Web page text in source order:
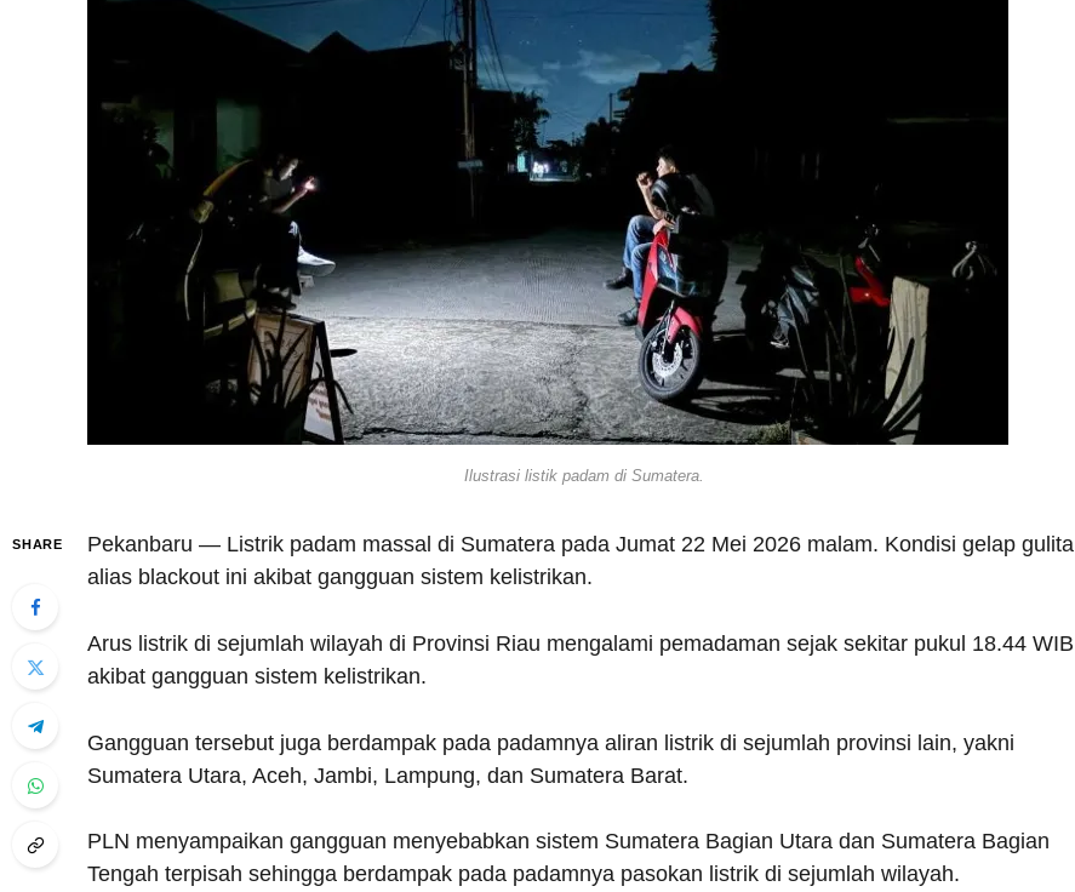
Ilustrasi listik padam di Sumatera.
SHARE
Pekanbaru — Listrik padam massal di Sumatera pada Jumat 22 Mei 2026 malam. Kondisi gelap gulita
alias blackout ini akibat gangguan sistem kelistrikan.
Arus listrik di sejumlah wilayah di Provinsi Riau mengalami pemadaman sejak sekitar pukul 18.44 WIB
akibat gangguan sistem kelistrikan.
Gangguan tersebut juga berdampak pada padamnya aliran listrik di sejumlah provinsi lain, yakni
Sumatera Utara, Aceh, Jambi, Lampung, dan Sumatera Barat.
PLN menyampaikan gangguan menyebabkan sistem Sumatera Bagian Utara dan Sumatera Bagian
Tengah terpisah sehingga berdampak pada padamnya pasokan listrik di sejumlah wilayah.